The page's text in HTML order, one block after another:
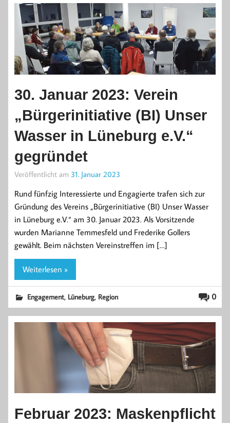
30. Januar 2023: Verein
„Bürgerinitiative (BI) Unser
Wasser in Lüneburg e.V.“
gegründet
Veröffentlicht am 31. Januar 2023
Rund fünfzig Interessierte und Engagierte trafen sich zur
Gründung des Vereins „Bürgerinitiative (BI) Unser Wasser
in Lüneburg e.V.“ am 30. Januar 2023. Als Vorsitzende
wurden Marianne Temmesfeld und Frederike Gollers
gewählt. Beim nächsten Vereinstreffen im […]
Weiterlesen »
0
Engagement, Lüneburg, Region
Februar 2023: Maskenpflicht